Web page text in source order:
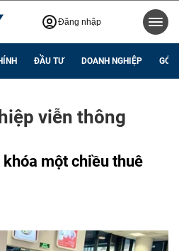
Đăng nhập
ĐẦU TƯ DOANH NGHIỆP GÓC
viễn thông
một chiều thuê